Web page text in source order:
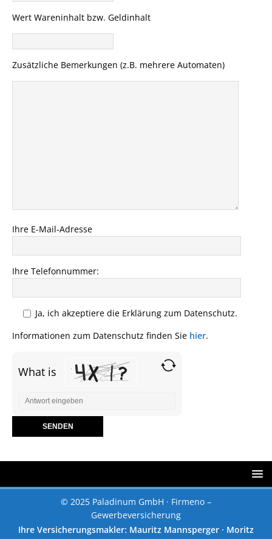
Wert Wareninhalt bzw. Geldinhalt
Zusätzliche Bemerkungen (z.B. mehrere Automaten)
Ihre E-Mail-Adresse
Ihre Telefonnummer:
Ja, ich akzeptiere die Erklärung zum Datenschutz.
Informationen zum Datenschutz finden Sie hier.
What is
© 2025 Paladinum GmbH · Firmeno –
Gewerbeversicherung
Ihre Versicherungsmakler: Mauritz Mannsperger · Moritz